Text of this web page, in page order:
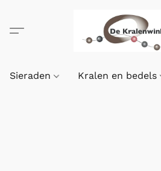
Sieraden Kralen en bedels